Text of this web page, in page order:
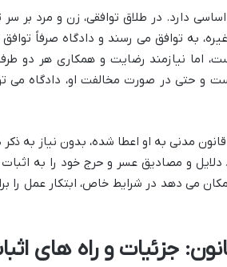
دارد. در طلاق توافقی، زن و مرد بر
به توافق می رسند و دادگاه صرفاً
اما نیازمند رضایت و همکاری هر دو
و حتی در صورت مخالفت او، دادگاه می
مدنی به او اعطا شده، بدون نیاز به
و مصادیق عسر و حرج خود را به اثبات
می دهد در شرایط خاص، ابتکار عمل را
جزئیات و راه های